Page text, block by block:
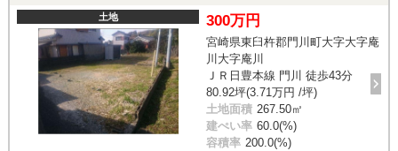
土地 300万円
宮崎県東臼杵郡門川町大字大字庵
川大字庵川
ＪＲ日豊本線 門川 徒歩43分
80.92坪(3.71万円 /坪)
土地面積 267.50㎡
建ぺい率 60.0(%)
容積率 200.0(%)